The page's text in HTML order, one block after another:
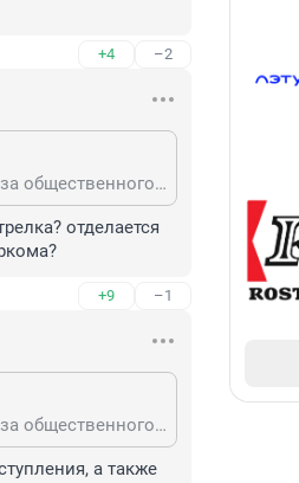
+4 –2
По ст105ч2УКРФ разброс от 8 до 20 лет, либо пожизненное. Из-за общественного резонанса вангую лет 15 минимум.
отделается
+9 –1
По ст105ч2УКРФ разброс от 8 до 20 лет, либо пожизненное. Из-за общественного резонанса вангую лет 15 минимум.
а также